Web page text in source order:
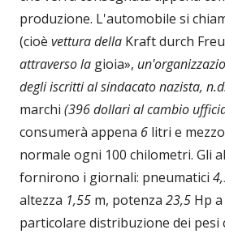
produzione. L'automobile si
(cioè vettura della Kraft durch
attraverso la gioia», un'organizzazio
degli iscritti al sindacato nazista,
marchi (396 dollari al cambio
consumerà appena 6 litri e
normale ogni 100 chilometri. Gli
fornirono i giornali: pneumatici
altezza 1,55 m, potenza 23,5 Hp
particolare distribuzione dei pesi